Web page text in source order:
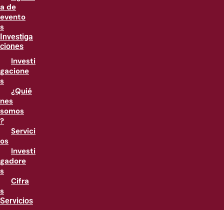
a de
evento
s
Investiga
ciones
Investi
gacione
s
¿Quié
nes
somos
?
Servici
os
Investi
gadore
s
Cifra
s
Servicios